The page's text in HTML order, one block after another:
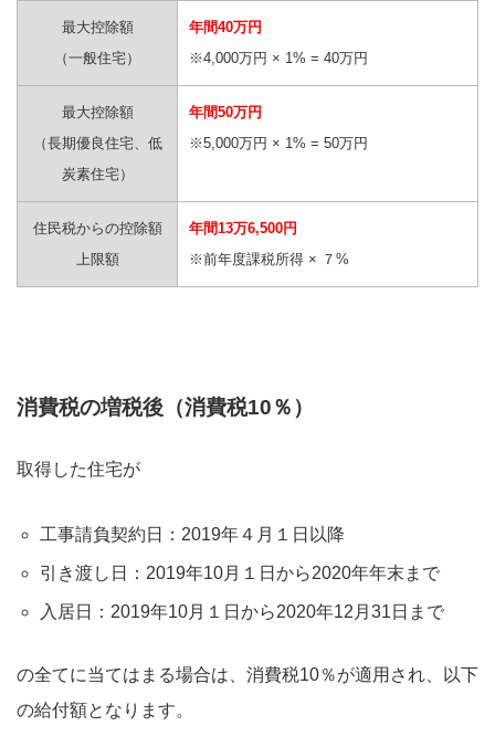
最大控除額
（一般住宅）
年間40万円
※4,000万円 × 1% = 40万円
最大控除額
（長期優良住宅、低
炭素住宅）
年間50万円
※5,000万円 × 1% = 50万円
住民税からの控除額
上限額
年間13万6,500円
※前年度課税所得 × ７%
消費税の増税後（消費税10％）
取得した住宅が
工事請負契約日：2019年４月１日以降
引き渡し日：2019年10月１日から2020年年末まで
入居日：2019年10月１日から2020年12月31日まで
の全てに当てはまる場合は、消費税10％が適用され、以下
の給付額となります。